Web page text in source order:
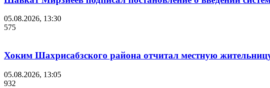
05.08.2026, 13:30
575
Хоким Шахрисабзского района отчитал местную
05.08.2026, 13:05
932